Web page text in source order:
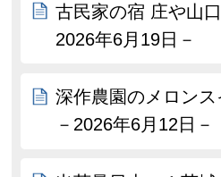
古民家の宿 庄や山
2026年6月19日－
深作農園のメロンス
－2026年6月12日－